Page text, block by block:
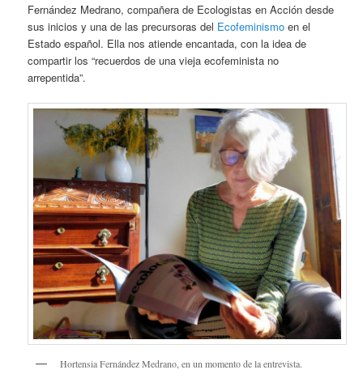
Fernández Medrano, compañera de Ecologistas en Acción desde
sus inicios y una de las precursoras del Ecofeminismo en el
Estado español. Ella nos atiende encantada, con la idea de
compartir los “recuerdos de una vieja ecofeminista no
arrepentida”.
Hortensia Fernández Medrano, en un momento de la entrevista.